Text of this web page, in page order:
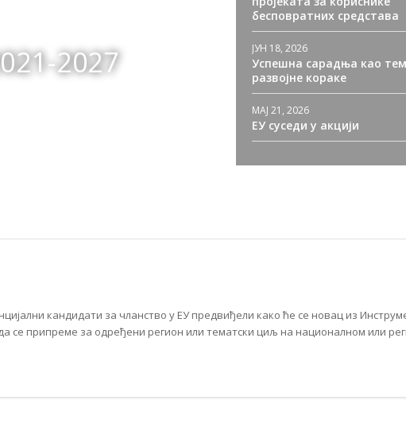
2027
бесповратних средстава
ЈУН 18, 2026
Успешна сарадња као
развојне кораке
МАЈ 21, 2026
ЕУ суседи у акцији
кандидати за чланство у ЕУ предвиђели како ће се новац из
се припреме за одређени регион или тематски циљ на националном или